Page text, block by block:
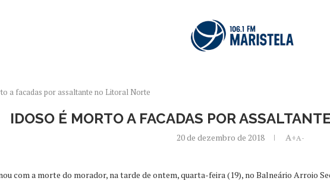
a facadas por assaltante no Litoral Norte
IDOSO É MORTO A FACADAS POR
20 de dezembro de 2018 A+A-
com a morte do morador, na tarde de ontem, quarta-feira (19), no Balneário Arroio